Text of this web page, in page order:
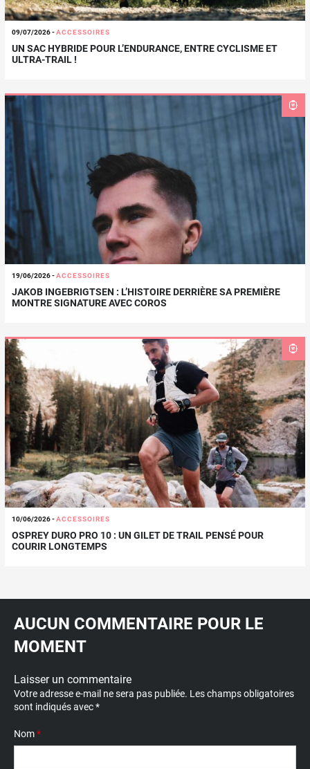
09/07/2026-ACCESSOIRES
UN SAC HYBRIDE POUR L’ENDURANCE, ENTRE CYCLISME ET
ULTRA-TRAIL !
19/06/2026-ACCESSOIRES
JAKOB INGEBRIGTSEN : L’HISTOIRE DERRIÈRE SA PREMIÈRE
MONTRE SIGNATURE AVEC COROS
10/06/2026-ACCESSOIRES
OSPREY DURO PRO 10 : UN GILET DE TRAIL PENSÉ POUR
COURIR LONGTEMPS
AUCUN COMMENTAIRE POUR LE
MOMENT
Laisser un commentaire
Votre adresse e-mail ne sera pas publiée. Les champs obligatoires
sont indiqués avec*
Nom*